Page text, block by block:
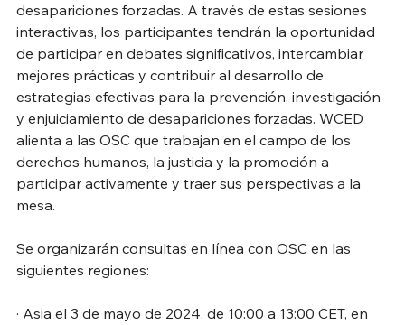
desapariciones forzadas. A través de estas sesiones
interactivas, los participantes tendrán la oportunidad
de participar en debates significativos, intercambiar
mejores prácticas y contribuir al desarrollo de
estrategias efectivas para la prevención, investigación
y enjuiciamiento de desapariciones forzadas. WCED
alienta a las OSC que trabajan en el campo de los
derechos humanos, la justicia y la promoción a
participar activamente y traer sus perspectivas a la
mesa.
Se organizarán consultas en línea con OSC en las
siguientes regiones:
· Asia el 3 de mayo de 2024, de 10:00 a 13:00 CET, en